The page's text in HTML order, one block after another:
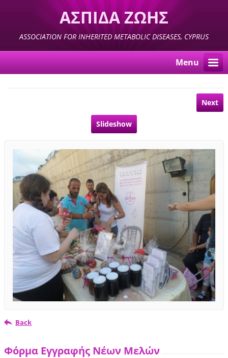
ΑΣΠΙΔΑ ΖΩΗΣ
ASSOCIATION FOR INHERITED METABOLIC DISEASES, CYPRUS
Menu
Next
Slideshow
Back
Φόρμα Εγγραφής Νέων Μελών